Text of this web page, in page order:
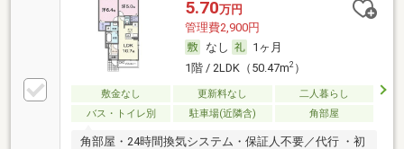
5.70万円
管理費2,900円
なし
1ヶ月
1階 / 2LDK（50.47m2）
敷金なし 更新料なし
二人暮らし
バス・トイレ別
駐車場(近隣含) 角部屋
角部屋・24時間換気システム・保証人不要／代行 ・初